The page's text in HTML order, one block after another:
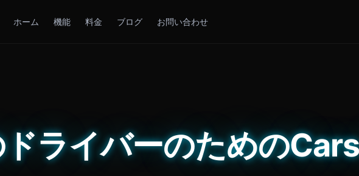
ホーム 機能 料金 ブログ お問い合わせ
ライバーのための